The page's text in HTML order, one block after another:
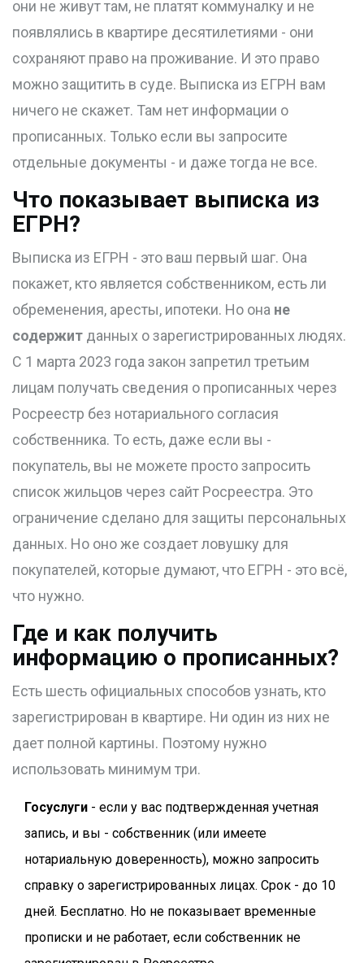
они не живут там, не платят коммуналку и не
появлялись в квартире десятилетиями - они
сохраняют право на проживание. И это право
можно защитить в суде. Выписка из ЕГРН вам
ничего не скажет. Там нет информации о
прописанных. Только если вы запросите
отдельные документы - и даже тогда не все.
Что показывает выписка из
ЕГРН?
Выписка из ЕГРН - это ваш первый шаг. Она
покажет, кто является собственником, есть ли
обременения, аресты, ипотеки. Но она не
содержит данных о зарегистрированных людях.
С 1 марта 2023 года закон запретил третьим
лицам получать сведения о прописанных через
Росреестр без нотариального согласия
собственника. То есть, даже если вы -
покупатель, вы не можете просто запросить
список жильцов через сайт Росреестра. Это
ограничение сделано для защиты персональных
данных. Но оно же создает ловушку для
покупателей, которые думают, что ЕГРН - это всё,
что нужно.
Где и как получить
информацию о прописанных?
Есть шесть официальных способов узнать, кто
зарегистрирован в квартире. Ни один из них не
дает полной картины. Поэтому нужно
использовать минимум три.
Госуслуги - если у вас подтвержденная учетная
запись, и вы - собственник (или имеете
нотариальную доверенность), можно запросить
справку о зарегистрированных лицах. Срок - до 10
дней. Бесплатно. Но не показывает временные
прописки и не работает, если собственник не